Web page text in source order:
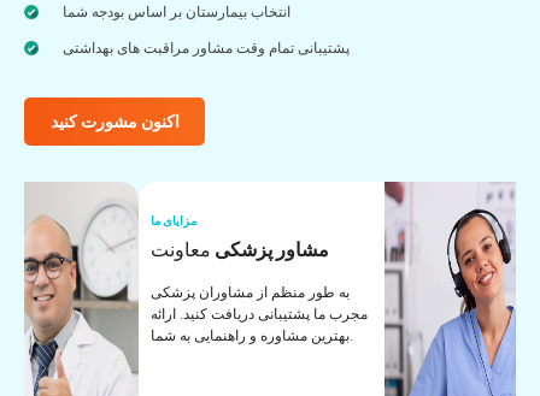
انتخاب بیمارستان بر اساس بودجه شما
پشتیبانی تمام وقت مشاور مراقبت های بهداشتی
اکنون مشورت کنید
مزایای ما
مشاور پزشکی معاونت
به طور منظم از مشاوران پزشکی
مجرب ما پشتیبانی دریافت کنید. ارائه
بهترین مشاوره و راهنمایی به شما.